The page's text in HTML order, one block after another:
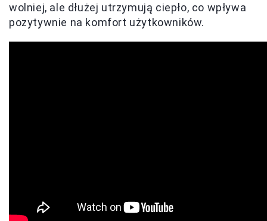
wolniej, ale dłużej utrzymują ciepło, co wpływa
pozytywnie na komfort użytkowników.